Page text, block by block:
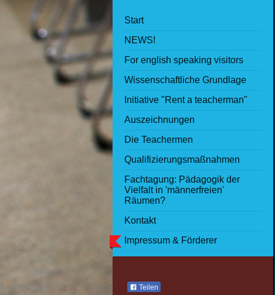
Start
NEWS!
For english speaking visitors
Wissenschaftliche Grundlage
Initiative "Rent a teacherman"
Auszeichnungen
Die Teachermen
Qualifizierungsmaßnahmen
Fachtagung: Pädagogik der
Vielfalt in 'männerfreien'
Räumen?
Kontakt
Impressum & Förderer
Teilen